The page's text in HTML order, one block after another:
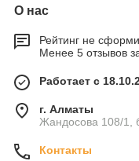
О нас
Рейтинг не
Менее 5 отзывов
Работает с
г. Алматы
Жандосова 108/1,
Контакты